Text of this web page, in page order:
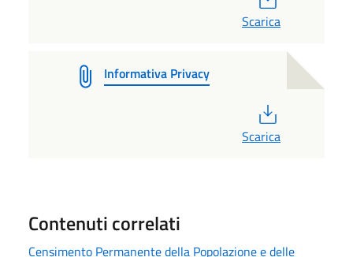
Scarica
Informativa Privacy
Scarica
Contenuti correlati
Censimento Permanente della Popolazione e delle